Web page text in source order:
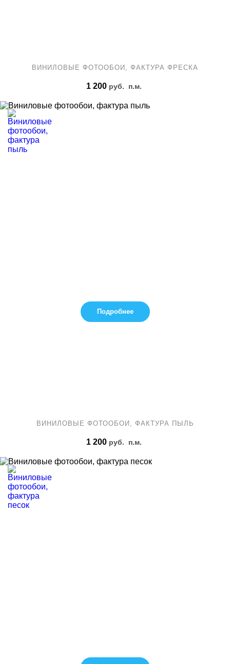
ВИНИЛОВЫЕ ФОТООБОИ, ФАКТУРА ФРЕСКА
1 200 руб. п.м.
Подробнее
ВИНИЛОВЫЕ ФОТООБОИ, ФАКТУРА ПЫЛЬ
1 200 руб. п.м.